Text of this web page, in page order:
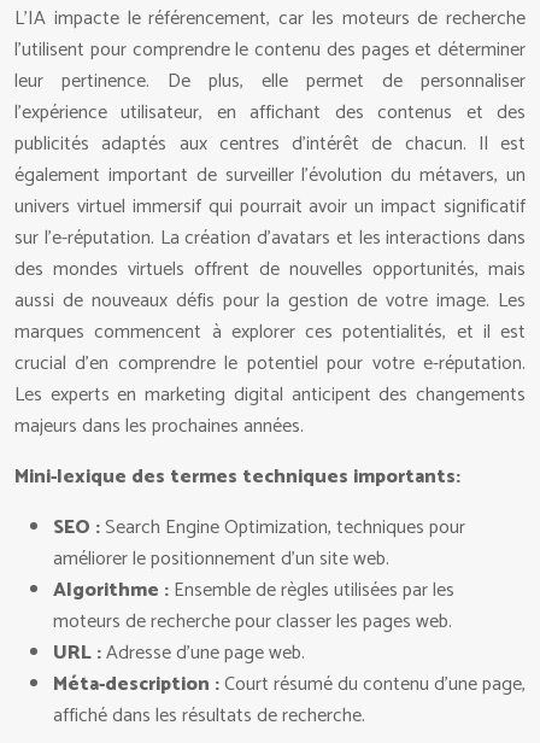
L’IA impacte le référencement, car les moteurs de recherche
l’utilisent pour comprendre le contenu des pages et déterminer
leur pertinence. De plus, elle permet de personnaliser
l’expérience utilisateur, en affichant des contenus et des
publicités adaptés aux centres d’intérêt de chacun. Il est
également important de surveiller l’évolution du métavers, un
univers virtuel immersif qui pourrait avoir un impact significatif
sur l’e-réputation. La création d’avatars et les interactions dans
des mondes virtuels offrent de nouvelles opportunités, mais
aussi de nouveaux défis pour la gestion de votre image. Les
marques commencent à explorer ces potentialités, et il est
crucial d’en comprendre le potentiel pour votre e-réputation.
Les experts en marketing digital anticipent des changements
majeurs dans les prochaines années.
Mini-lexique des termes techniques importants:
SEO :Search Engine Optimization, techniques pour
améliorer le positionnement d’un site web.
Algorithme :Ensemble de règles utilisées par les
moteurs de recherche pour classer les pages web.
URL :Adresse d’une page web.
Méta-description :Court résumé du contenu d’une page,
affiché dans les résultats de recherche.